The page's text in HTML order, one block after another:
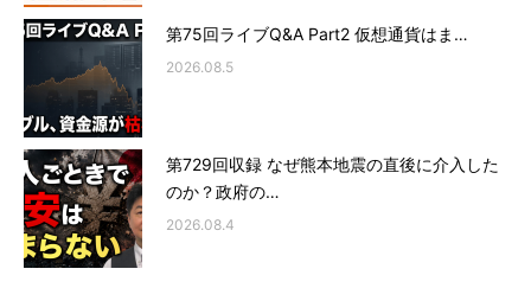
第75回ライブQ&A Part2 仮想通貨はま…
2026.08.5
第729回収録 なぜ熊本地震の直後に介入した
のか？政府の…
2026.08.4